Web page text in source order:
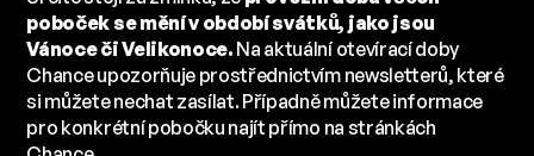
poboček se mění v období svátků, jako jsou
Vánoce či Velikonoce. Na aktuální otevírací doby
Chance upozorňuje prostřednictvím newsletterů, které
si můžete nechat zasílat. Případně můžete informace
pro konkrétní pobočku najít přímo na stránkách